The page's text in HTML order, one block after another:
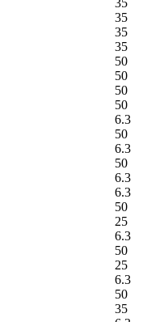
35
35
35
50
50
50
50
6.3
50
6.3
50
6.3
6.3
50
25
6.3
50
25
6.3
50
35